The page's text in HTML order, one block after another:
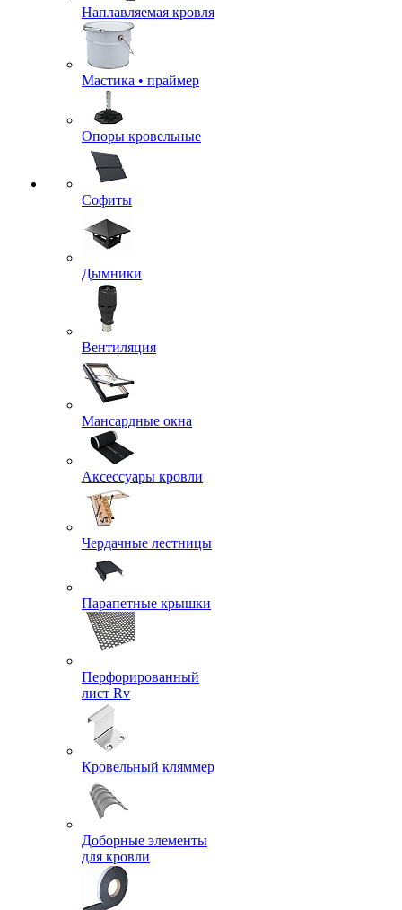
Наплавляемая кровля
Мастика • праймер
Опоры кровельные
Софиты
Дымники
Вентиляция
Мансардные окна
Аксессуары кровли
Чердачные лестницы
Парапетные крышки
Перфорированный
лист Rv
Кровельный кляммер
Доборные элементы
для кровли